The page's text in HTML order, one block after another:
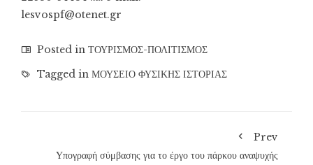
lesvospf@otenet.gr
Posted in ΤΟΥΡΙΣΜΟΣ-ΠΟΛΙΤΙΣΜΟΣ
Tagged in ΜΟΥΣΕΙΟ ΦΥΣΙΚΗΣ ΙΣΤΟΡΙΑΣ
Prev
Υπογραφή σύμβασης για το έργο του πάρκου αναψυχής